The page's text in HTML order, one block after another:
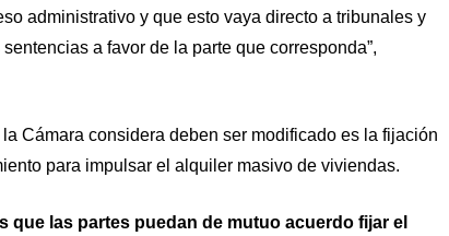
administrativo y que esto vaya directo a tribunales y
a favor de la parte que corresponda”,
Cámara considera deben ser modificado es la fijación
para impulsar el alquiler masivo de viviendas.
que las partes puedan de mutuo acuerdo fijar el